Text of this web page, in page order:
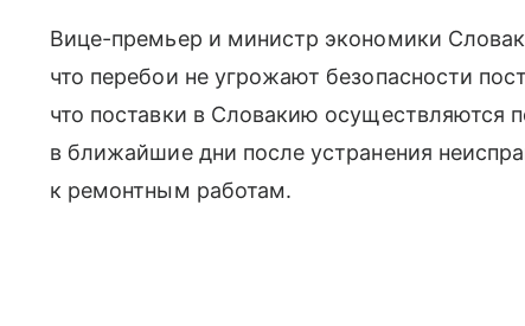
Вице-премьер и министр экономики
что перебои не угрожают безопасности
что поставки в Словакию осуществляются
в ближайшие дни после устранения
к ремонтным работам.